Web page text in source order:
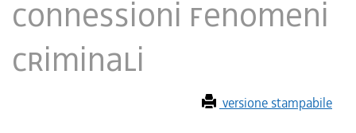
CONNESSIONI FENOMENI
CRIMINALI
versione stampabile